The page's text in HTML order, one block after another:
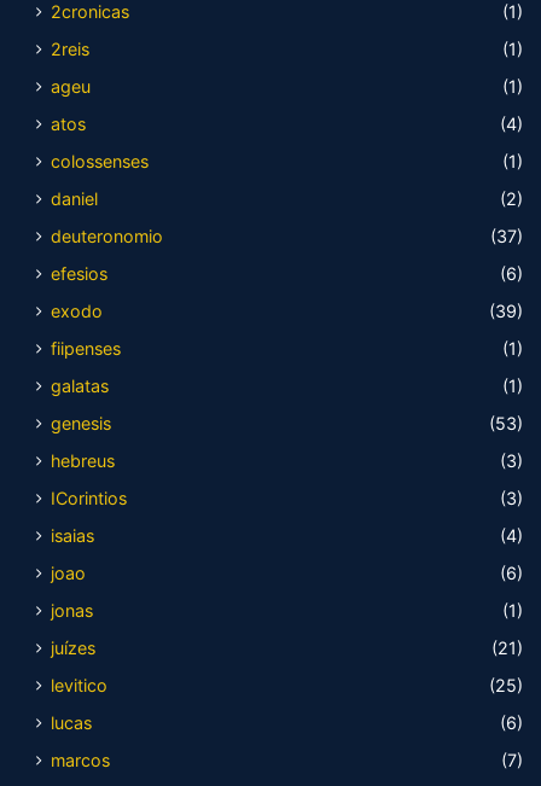
2cronicas
(1)
2reis
(1)
ageu
(1)
atos
(4)
colossenses
(1)
daniel
(2)
deuteronomio
(37)
efesios
(6)
exodo
(39)
fiipenses
(1)
galatas
(1)
genesis
(53)
hebreus
(3)
ICorintios
(3)
isaias
(4)
joao
(6)
jonas
(1)
juízes
(21)
levitico
(25)
lucas
(6)
marcos
(7)